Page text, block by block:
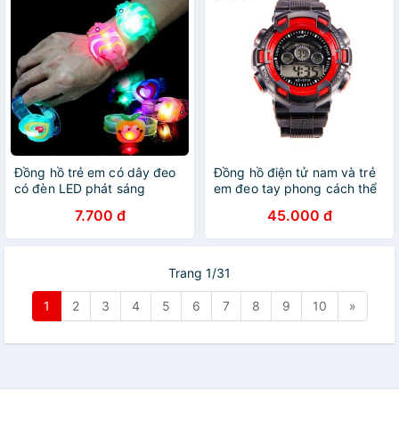
Đồng hồ trẻ em có dây đeo
có đèn LED phát sáng
7.700 đ
Đồng hồ điện tử nam và trẻ
em đeo tay phong cách thể
45.000 đ
Trang 1/31
1 2 3 4 5 6 7 8 9 10 »